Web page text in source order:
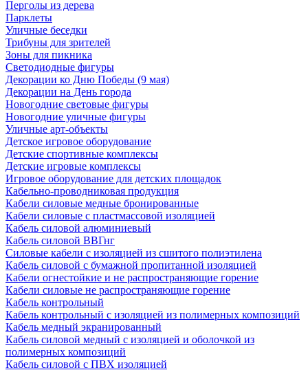
Перголы из дерева
Парклеты
Уличные беседки
Трибуны для зрителей
Зоны для пикника
Светодиодные фигуры
Декорации ко Дню Победы (9 мая)
Декорации на День города
Новогодние световые фигуры
Новогодние уличные фигуры
Уличные арт-объекты
Детское игровое оборудование
Детские спортивные комплексы
Детские игровые комплексы
Игровое оборудование для детских площадок
Кабельно-проводниковая продукция
Кабели силовые медные бронированные
Кабели силовые с пластмассовой изоляцией
Кабель силовой алюминиевый
Кабель силовой ВВГнг
Силовые кабели с изоляцией из сшитого полиэтилена
Кабель силовой с бумажной пропитанной изоляцией
Кабели огнестойкие и не распространяющие горение
Кабели силовые не распространяющие горение
Кабель контрольный
Кабель контрольный с изоляцией из полимерных композиций
Кабель медный экранированный
Кабель силовой медный с изоляцией и оболочкой из
полимерных композиций
Кабель силовой с ПВХ изоляцией